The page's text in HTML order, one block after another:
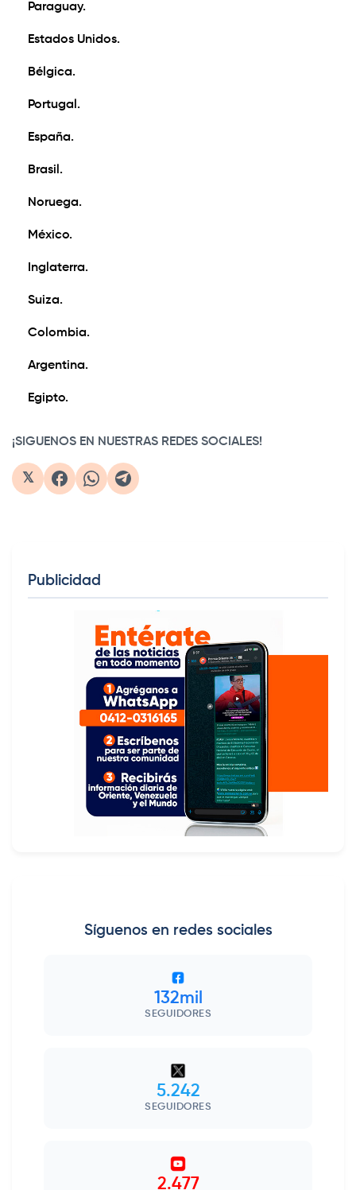
Paraguay.
Estados Unidos.
Bélgica.
Portugal.
España.
Brasil.
Noruega.
México.
Inglaterra.
Suiza.
Colombia.
Argentina.
Egipto.
¡SIGUENOS EN NUESTRAS REDES SOCIALES!
𝕏
Publicidad
Síguenos en redes sociales
132mil
SEGUIDORES
5.242
SEGUIDORES
2.477